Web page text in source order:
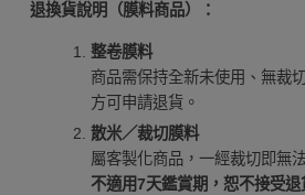
退換貨說明（膜料商品）：
整卷膜料
商品需保持全新未使用、無裁
方可申請退貨。
散米／裁切膜料
屬客製化商品，一經裁切即無
不適用7天鑑賞期，恕不接受退